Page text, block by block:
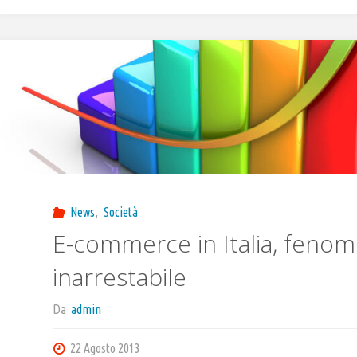
News, Società
E-commerce in Italia,
inarrestabile
Da admin
22 Agosto 2013